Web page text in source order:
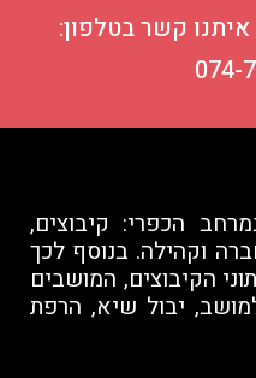
איתנו קשר בטלפון:
074-
הכפרי: קיבוצים,
וקהילה. בנוסף לכך
הקיבוצים, המושבים
יבול שיא, הרפת